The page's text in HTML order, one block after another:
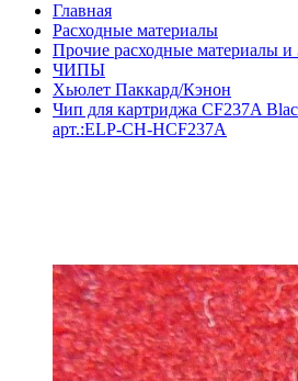
Главная
Расходные материалы
Прочие расходные материалы
ЧИПЫ
Хьюлет Паккард/Кэнон
Чип для картриджа CF237A
арт.:ELP-CH-HCF237A